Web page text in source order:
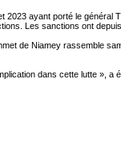
2023 ayant porté le
Les sanctions ont
de Niamey rassemble
dans cette lutte », a